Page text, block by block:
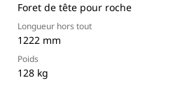
Foret de tête pour roche
Longueur hors tout
1222 mm
Poids
128 kg